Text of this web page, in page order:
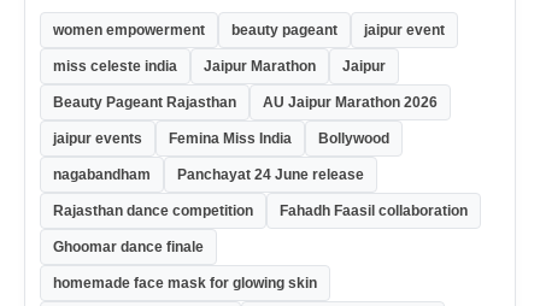
women empowerment beauty pageant jaipur event
miss celeste india Jaipur Marathon Jaipur
Beauty Pageant Rajasthan AU Jaipur Marathon 2026
jaipur events Femina Miss India Bollywood
nagabandham Panchayat 24 June release
Rajasthan dance competition Fahadh Faasil collaboration
Ghoomar dance finale
homemade face mask for glowing skin